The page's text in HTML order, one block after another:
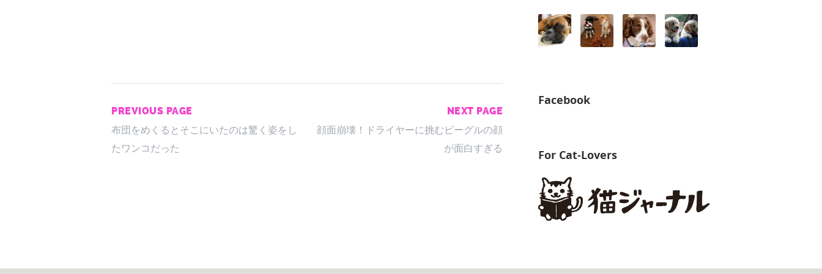
PREVIOUS PAGE
布団をめくるとそこにいたのは驚く姿をし
たワンコだった
NEXT PAGE
顔面崩壊！ドライヤーに挑むビーグルの顔
が面白すぎる
Facebook
For Cat-Lovers